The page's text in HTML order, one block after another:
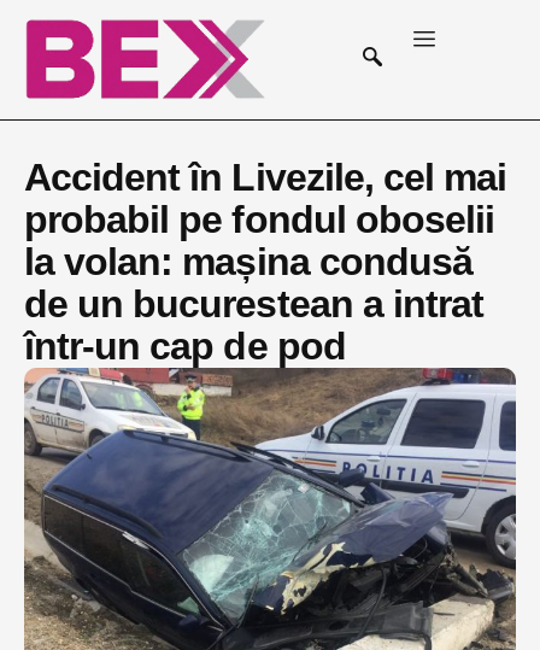
Accident în Livezile, cel mai
probabil pe fondul oboselii
la volan: mașina condusă
de un bucurestean a intrat
într-un cap de pod